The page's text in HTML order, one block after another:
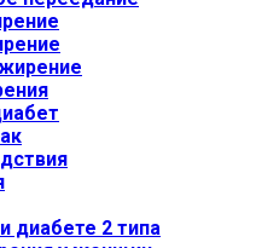
диабете 2 типа